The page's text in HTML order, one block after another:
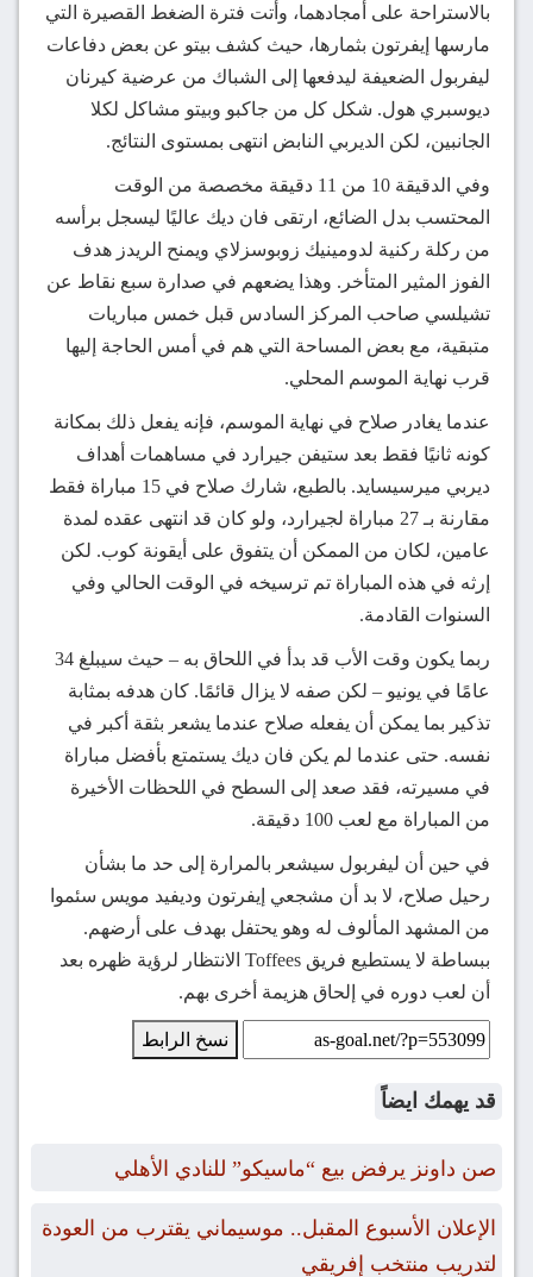
بالاستراحة على أمجادهما، وأتت فترة الضغط القصيرة التي
مارسها إيفرتون بثمارها، حيث كشف بيتو عن بعض دفاعات
ليفربول الضعيفة ليدفعها إلى الشباك من عرضية كيرنان
ديوسبري هول. شكل كل من جاكبو وبيتو مشاكل لكلا
الجانبين، لكن الديربي النابض انتهى بمستوى النتائج.
وفي الدقيقة 10 من 11 دقيقة مخصصة من الوقت
المحتسب بدل الضائع، ارتقى فان ديك عاليًا ليسجل برأسه
من ركلة ركنية لدومينيك زوبوسزلاي ويمنح الريدز هدف
الفوز المثير المتأخر. وهذا يضعهم في صدارة سبع نقاط عن
تشيلسي صاحب المركز السادس قبل خمس مباريات
متبقية، مع بعض المساحة التي هم في أمس الحاجة إليها
قرب نهاية الموسم المحلي.
عندما يغادر صلاح في نهاية الموسم، فإنه يفعل ذلك بمكانة
كونه ثانيًا فقط بعد ستيفن جيرارد في مساهمات أهداف
ديربي ميرسيسايد. بالطبع، شارك صلاح في 15 مباراة فقط
مقارنة بـ 27 مباراة لجيرارد، ولو كان قد انتهى عقده لمدة
عامين، لكان من الممكن أن يتفوق على أيقونة كوب. لكن
إرثه في هذه المباراة تم ترسيخه في الوقت الحالي وفي
السنوات القادمة.
ربما يكون وقت الأب قد بدأ في اللحاق به – حيث سيبلغ 34
عامًا في يونيو – لكن صفه لا يزال قائمًا. كان هدفه بمثابة
تذكير بما يمكن أن يفعله صلاح عندما يشعر بثقة أكبر في
نفسه. حتى عندما لم يكن فان ديك يستمتع بأفضل مباراة
في مسيرته، فقد صعد إلى السطح في اللحظات الأخيرة
من المباراة مع لعب 100 دقيقة.
في حين أن ليفربول سيشعر بالمرارة إلى حد ما بشأن
رحيل صلاح، لا بد أن مشجعي إيفرتون وديفيد مويس سئموا
من المشهد المألوف له وهو يحتفل بهدف على أرضهم.
ببساطة لا يستطيع فريق Toffees الانتظار لرؤية ظهره بعد
أن لعب دوره في إلحاق هزيمة أخرى بهم.
نسخ الرابط
قد يهمك ايضاً
صن داونز يرفض بيع “ماسيكو” للنادي الأهلي
الإعلان الأسبوع المقبل.. موسيماني يقترب من العودة
لتدريب منتخب إفريقي